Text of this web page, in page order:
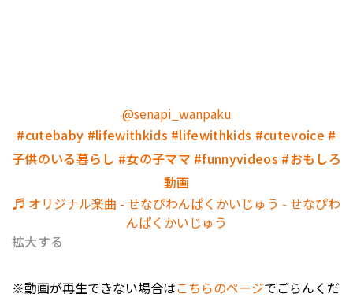
@senapi_wanpaku
#cutebaby #lifewithkids #lifewithkids #cutevoice #
子供のいる暮らし #女の子ママ #funnyvideos #おもしろ
動画
♬ オリジナル楽曲 - せなぴわんぱくかいじゅう - せなぴわ
んぱくかいじゅう
拡大する
※動画が再生できない場合はこちらのページでごらんくだ